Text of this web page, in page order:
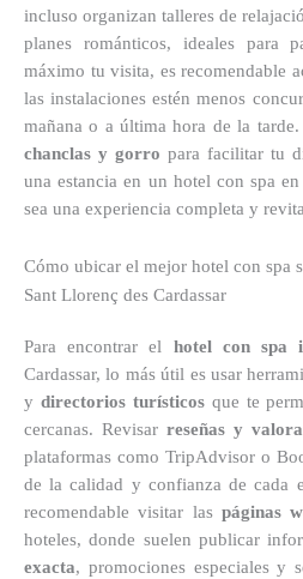
incluso organizan talleres de
planes románticos, ideales para
máximo tu visita, es recomendable
las instalaciones estén menos
mañana o a última hora de la
chanclas y gorro para facilitar tu
una estancia en un hotel con spa
sea una experiencia completa y
Cómo ubicar el mejor hotel con spa
Sant Llorenç des Cardassar
Para encontrar el hotel con spa
Cardassar, lo más útil es usar
y directorios turísticosque te
cercanas. Revisar reseñas y
plataformas como TripAdvisor o
de la calidad y confianza de cada
recomendable visitar las páginas
hoteles, donde suelen publicar
exacta, promociones especiales y